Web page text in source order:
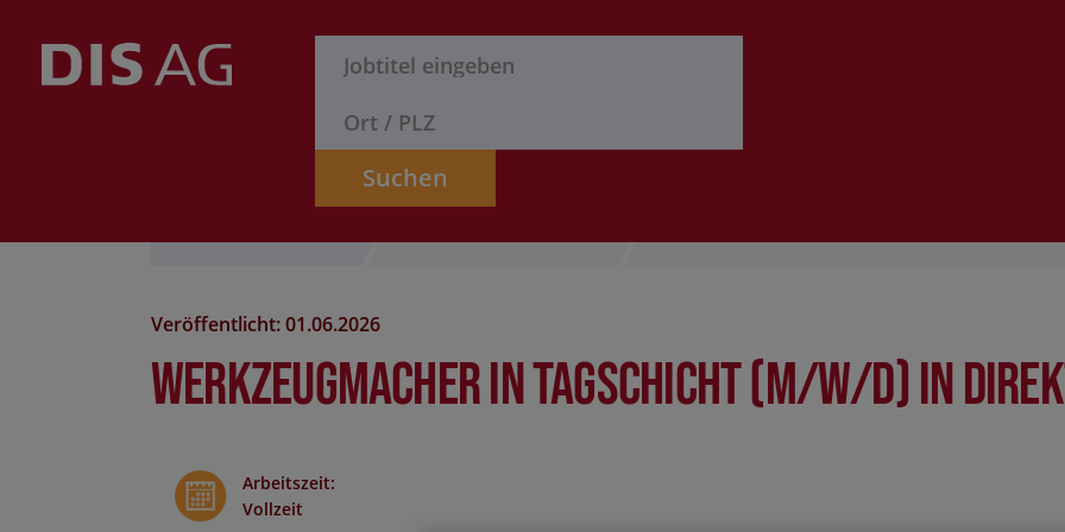
Suchen
Veröffentlicht: 01.06.2026
Werkzeugmacher in Tagschicht (m/w/d) in
Arbeitszeit:
Vollzeit